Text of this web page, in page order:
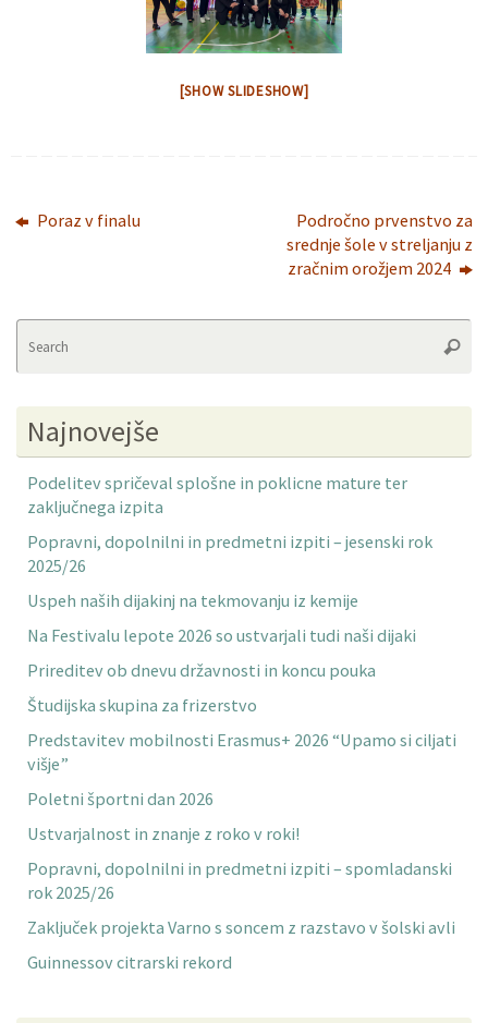
[SHOW SLIDESHOW]
Poraz v finalu
Področno prvenstvo za
srednje šole v streljanju z
zračnim orožjem 2024
Najnovejše
Podelitev spričeval splošne in poklicne mature ter
zaključnega izpita
Popravni, dopolnilni in predmetni izpiti – jesenski rok
2025/26
Uspeh naših dijakinj na tekmovanju iz kemije
Na Festivalu lepote 2026 so ustvarjali tudi naši dijaki
Prireditev ob dnevu državnosti in koncu pouka
Študijska skupina za frizerstvo
Predstavitev mobilnosti Erasmus+ 2026 “Upamo si ciljati
višje”
Poletni športni dan 2026
Ustvarjalnost in znanje z roko v roki!
Popravni, dopolnilni in predmetni izpiti – spomladanski
rok 2025/26
Zaključek projekta Varno s soncem z razstavo v šolski avli
Guinnessov citrarski rekord